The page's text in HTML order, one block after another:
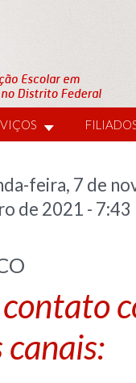
feira, 7 de
de 2021 - 7:43